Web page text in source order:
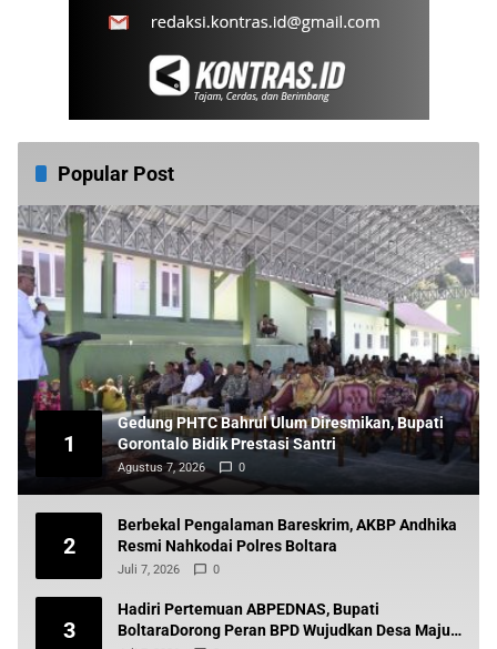
Popular Post
1
Gedung PHTC Bahrul Ulum Diresmikan, Bupati
Gorontalo Bidik Prestasi Santri
Agustus 7, 2026 0
2
Berbekal Pengalaman Bareskrim, AKBP Andhika
Resmi Nahkodai Polres Boltara
Juli 7, 2026 0
3
Hadiri Pertemuan ABPEDNAS, Bupati
BoltaraDorong Peran BPD Wujudkan Desa Maju